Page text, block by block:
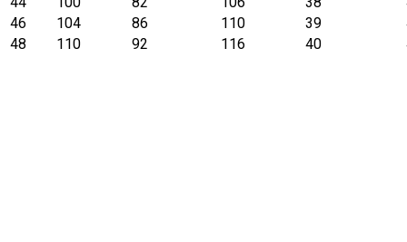
46
104 86 110 39
48
110 92 116 40